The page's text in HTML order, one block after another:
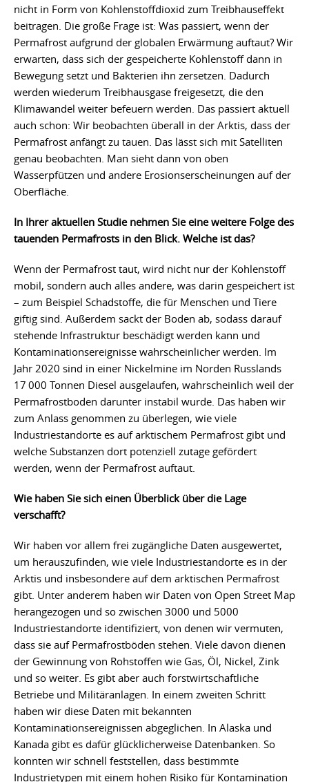
nicht in Form von Kohlenstoffdioxid zum Treibhauseffekt
beitragen. Die große Frage ist: Was passiert, wenn der
Permafrost aufgrund der globalen Erwärmung auftaut? Wir
erwarten, dass sich der gespeicherte Kohlenstoff dann in
Bewegung setzt und Bakterien ihn zersetzen. Dadurch
werden wiederum Treibhausgase freigesetzt, die den
Klimawandel weiter befeuern werden. Das passiert aktuell
auch schon: Wir beobachten überall in der Arktis, dass der
Permafrost anfängt zu tauen. Das lässt sich mit Satelliten
genau beobachten. Man sieht dann von oben
Wasserpfützen und andere Erosionserscheinungen auf der
Oberfläche.
In Ihrer aktuellen Studie nehmen Sie eine weitere Folge des
tauenden Permafrosts in den Blick. Welche ist das?
Wenn der Permafrost taut, wird nicht nur der Kohlenstoff
mobil, sondern auch alles andere, was darin gespeichert ist
– zum Beispiel Schadstoffe, die für Menschen und Tiere
giftig sind. Außerdem sackt der Boden ab, sodass darauf
stehende Infrastruktur beschädigt werden kann und
Kontaminationsereignisse wahrscheinlicher werden. Im
Jahr 2020 sind in einer Nickelmine im Norden Russlands
17 000 Tonnen Diesel ausgelaufen, wahrscheinlich weil der
Permafrostboden darunter instabil wurde. Das haben wir
zum Anlass genommen zu überlegen, wie viele
Industriestandorte es auf arktischem Permafrost gibt und
welche Substanzen dort potenziell zutage gefördert
werden, wenn der Permafrost auftaut.
Wie haben Sie sich einen Überblick über die Lage
verschafft?
Wir haben vor allem frei zugängliche Daten ausgewertet,
um herauszufinden, wie viele Industriestandorte es in der
Arktis und insbesondere auf dem arktischen Permafrost
gibt. Unter anderem haben wir Daten von Open Street Map
herangezogen und so zwischen 3000 und 5000
Industriestandorte identifiziert, von denen wir vermuten,
dass sie auf Permafrostböden stehen. Viele davon dienen
der Gewinnung von Rohstoffen wie Gas, Öl, Nickel, Zink
und so weiter. Es gibt aber auch forstwirtschaftliche
Betriebe und Militäranlagen. In einem zweiten Schritt
haben wir diese Daten mit bekannten
Kontaminationsereignissen abgeglichen. In Alaska und
Kanada gibt es dafür glücklicherweise Datenbanken. So
konnten wir schnell feststellen, dass bestimmte
Industrietypen mit einem hohen Risiko für Kontamination